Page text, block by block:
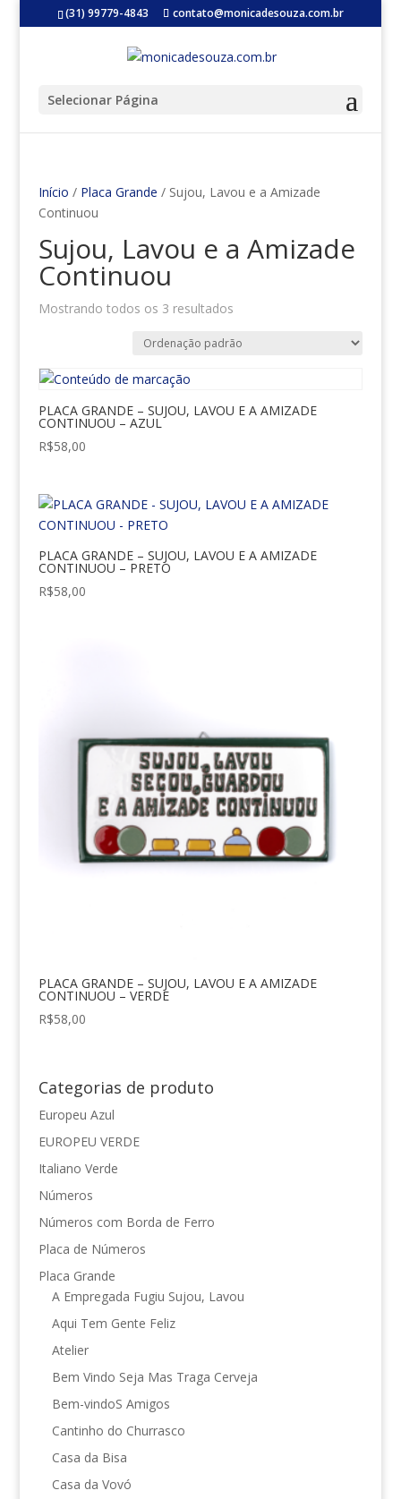
(31) 99779-4843 contato@monicadesouza.com.br
Selecionar Página
Início / Placa Grande / Sujou, Lavou e a Amizade
Continuou
Sujou, Lavou e a Amizade
Continuou
Mostrando todos os 3 resultados
PLACA GRANDE – SUJOU, LAVOU E A AMIZADE
CONTINUOU – AZUL
R$58,00
PLACA GRANDE – SUJOU, LAVOU E A AMIZADE
CONTINUOU – PRETO
R$58,00
PLACA GRANDE – SUJOU, LAVOU E A AMIZADE
CONTINUOU – VERDE
R$58,00
Categorias de produto
Europeu Azul
EUROPEU VERDE
Italiano Verde
Números
Números com Borda de Ferro
Placa de Números
Placa Grande
A Empregada Fugiu Sujou, Lavou
Aqui Tem Gente Feliz
Atelier
Bem Vindo Seja Mas Traga Cerveja
Bem-vindoS Amigos
Cantinho do Churrasco
Casa da Bisa
Casa da Vovó